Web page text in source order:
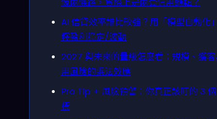
AI 信貸效率誰比較強？用「模型自動化
釋盈利穩定/波動
2027 與未來的量級怎麼看：規模、獲
用風險的乘法效應
Pro Tip + 風險預警：你真正該盯的 3
標